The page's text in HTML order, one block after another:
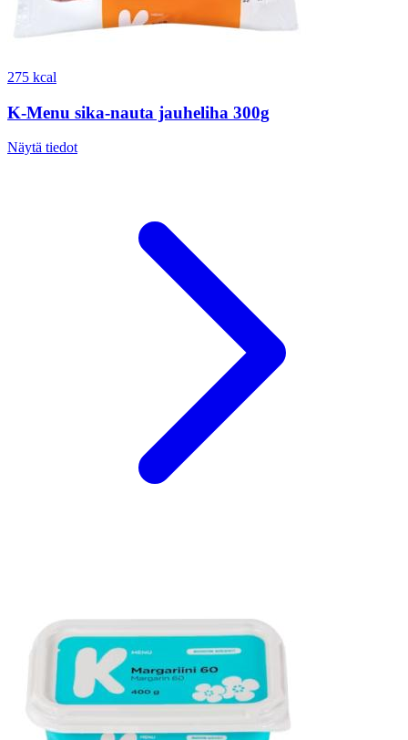
275 kcal
K-Menu sika-nauta jauheliha 300g
Näytä tiedot